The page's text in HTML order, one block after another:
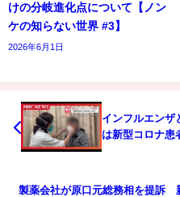
けの分岐進化点について【ノン
ケの知らない世界 #3】
2026年6月1日
インフルエンザ
は新型コロナ患
製薬会社が原口元総務相を提訴